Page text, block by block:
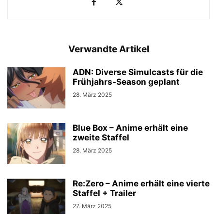
Verwandte Artikel
ADN: Diverse Simulcasts für die
Frühjahrs-Season geplant
28. März 2025
Blue Box – Anime erhält eine
zweite Staffel
28. März 2025
Re:Zero – Anime erhält eine vierte
Staffel + Trailer
27. März 2025